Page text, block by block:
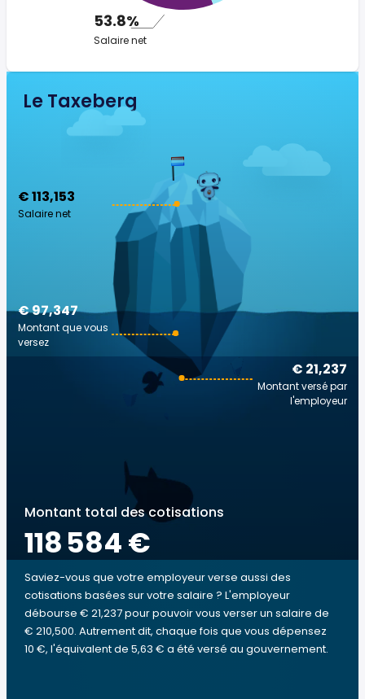
53.8%
Salaire net
Le Taxeberg
€ 113,153
Salaire net
€ 21,237
Montant versé par
l'employeur
€ 97,347
Montant que vous
versez
Montant total des cotisations
118 584 €
Saviez-vous que votre employeur verse aussi des
cotisations basées sur votre salaire ? L'employeur
débourse € 21,237 pour pouvoir vous verser un salaire de
€ 210,500. Autrement dit, chaque fois que vous dépensez
10 €, l'équivalent de 5,63 € a été versé au gouvernement.